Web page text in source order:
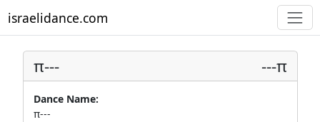
israelidance.com
π--- π---
Dance Name:
π---